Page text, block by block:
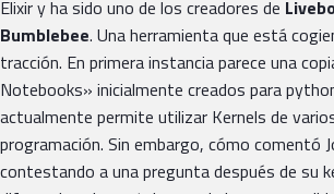
Elixir y ha sido uno de los creadores de
Bumblebee. Una herramienta que está
tracción. En primera instancia parece una
Notebooks» inicialmente creados para
actualmente permite utilizar Kernels de
programación. Sin embargo, cómo comentó
contestando a una pregunta después de su